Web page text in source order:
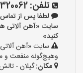
تلفن:
لطفا پس از تماس
کنید»
سایت «آهن
وهیچ‌گونه منفعت و
مکان:گیلان -